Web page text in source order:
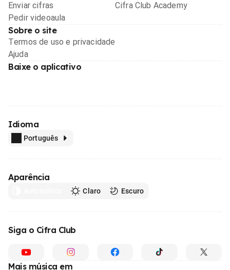
Enviar cifras
Pedir videoaula
Cifra Club Academy
Sobre o site
Termos de uso e privacidade
Ajuda
Baixe o aplicativo
Idioma
Português
Aparência
Claro Escuro
Siga o Cifra Club
Mais música em